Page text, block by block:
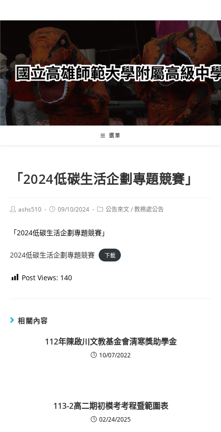
轉
要
內
容
選單
「2024低碳生活企劃專題競賽」
Postashs510
Post09/10/2024
Post公告來文/教務處公告
「2024低碳生活企劃專題競賽」
2024低碳生活企劃專題競賽 下載
Post Views: 140
相關內容
112年陳啟川文教基金會清寒獎助學金
10/07/2022
113-2高二期初模考考程暨範圍表
02/24/2025